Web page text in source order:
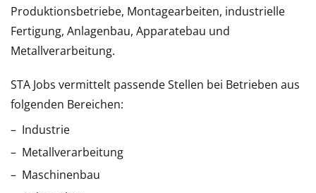
Produktionsbetriebe, Montagearbeiten, industrielle
Fertigung, Anlagenbau, Apparatebau und
Metallverarbeitung.
STA Jobs vermittelt passende Stellen bei Betrieben aus
folgenden Bereichen:
Industrie
Metallverarbeitung
Maschinenbau